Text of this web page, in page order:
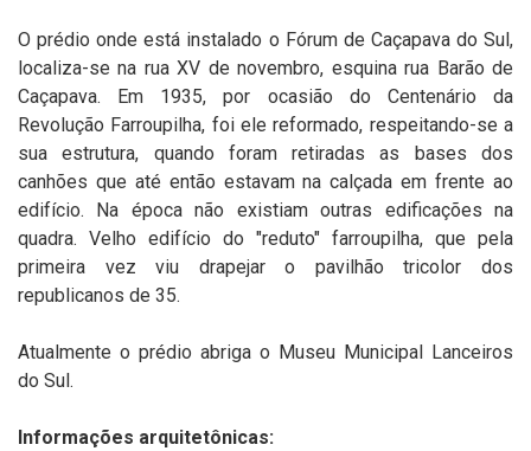
O prédio onde está instalado o Fórum de Caçapava do Sul,
localiza-se na rua XV de novembro, esquina rua Barão de
Caçapava. Em 1935, por ocasião do Centenário da
Revolução Farroupilha, foi ele reformado, respeitando-se a
sua estrutura, quando foram retiradas as bases dos
canhões que até então estavam na calçada em frente ao
edifício. Na época não existiam outras edificações na
quadra. Velho edifício do "reduto" farroupilha, que pela
primeira vez viu drapejar o pavilhão tricolor dos
republicanos de 35.
Atualmente o prédio abriga o Museu Municipal Lanceiros
do Sul.
Informações arquitetônicas: